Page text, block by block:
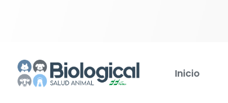
Inicio